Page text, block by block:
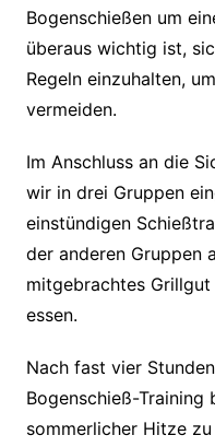
Bogenschießen um
überaus wichtig ist,
Regeln einzuhalten,
vermeiden.
Im Anschluss an die
wir in drei Gruppen
einstündigen
der anderen Gruppen
mitgebrachtes
essen.
Nach fast vier
Bogenschieß-Training
sommerlicher Hitze